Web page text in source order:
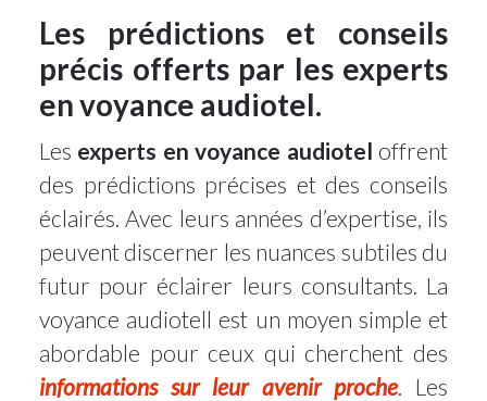
Les prédictions et conseils
précis offerts par les experts
en voyance audiotel.
Les experts en voyance audiotel offrent
des prédictions précises et des conseils
éclairés. Avec leurs années d’expertise, ils
peuvent discerner les nuances subtiles du
futur pour éclairer leurs consultants. La
voyance audiotell est un moyen simple et
abordable pour ceux qui cherchent des
informations sur leur avenir proche. Les